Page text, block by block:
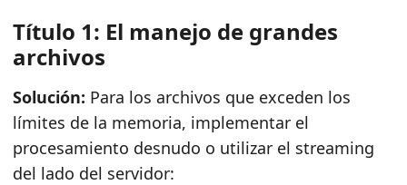
Título 1: El manejo de grandes
archivos
Solución: Para los archivos que exceden los
límites de la memoria, implementar el
procesamiento desnudo o utilizar el streaming
del lado del servidor: